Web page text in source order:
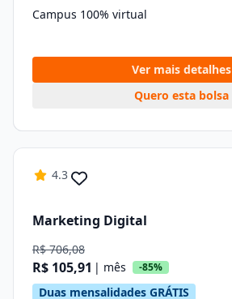
Campus 100% virtual
Ver mais detalhes
Quero esta bolsa
4.3
Marketing Digital
R$ 706,08
R$ 105,91 | mês -85%
Duas mensalidades GRÁTIS